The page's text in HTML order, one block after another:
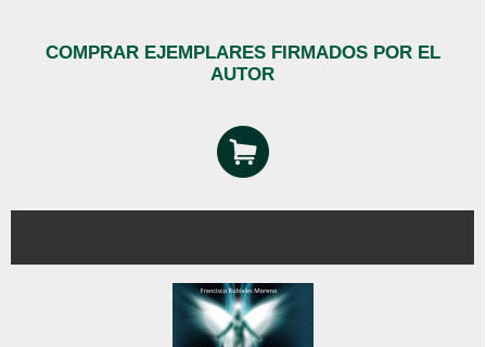
COMPRAR EJEMPLARES FIRMADOS POR EL
AUTOR